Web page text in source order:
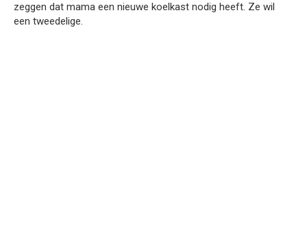
zeggen dat mama een nieuwe koelkast nodig heeft. Ze wil
een tweedelige.